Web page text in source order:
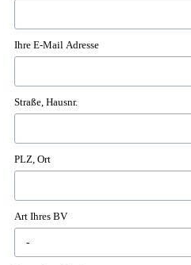
Ihre E-Mail Adresse
Straße, Hausnr.
PLZ, Ort
Art Ihres BV